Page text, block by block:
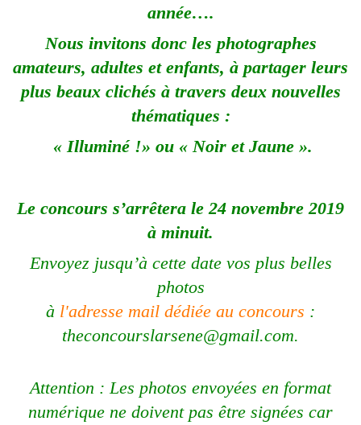
année….
Nous invitons donc les photographes
amateurs, adultes et enfants, à partager leurs
plus beaux clichés à travers deux nouvelles
thématiques :
« Illuminé !» ou « Noir et Jaune ».
Le concours s’arrêtera le 24 novembre 2019
à minuit.
Envoyez jusqu’à cette date vos plus belles
photos
à l'adresse mail dédiée au concours :
theconcourslarsene@gmail.com.
Attention : Les photos envoyées en format
numérique ne doivent pas être signées car